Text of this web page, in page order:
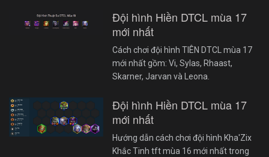
Đội hình Hiền DTCL mùa 17
mới nhất
Cách chơi đội hình TIÊN DTCL mùa 17
mới nhất gồm: Vi, Sylas, Rhaast,
Skarner, Jarvan và Leona.
Đội hình Hiền DTCL mùa 17
mới nhất
Hướng dẫn cách chơi đội hình Kha'Zix
Khắc Tinh tft mùa 16 mới nhất trong